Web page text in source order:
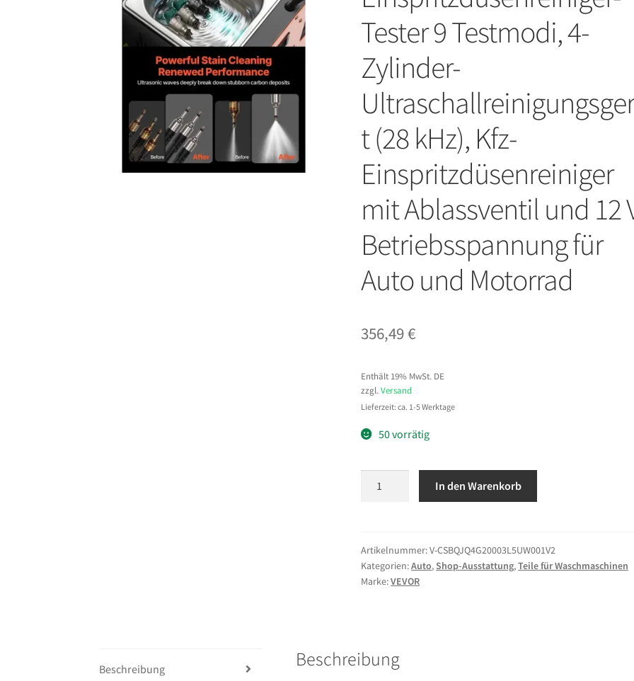
Tester 9 Testmodi, 4-
Zylinder-
t (28 kHz), Kfz-
Einspritzdüsenreiniger
mit Ablassventil und 12
Betriebsspannung für
Auto und Motorrad
356,49€
Enthält 19% MwSt. DE
zzgl.Versand
Lieferzeit: ca. 1-5 Werktage
50 vorrätig
Testmodi,
4-
Zylinder-
Kfz-
Einspritzdüsenreiniger
In den Warenkorb
Artikelnummer:V-CSBQJQ4G20003L5UW001V2
Kategorien:Auto,Shop-Ausstattung,Teile für Waschmaschinen
Marke:VEVOR
Beschreibung Beschreibung